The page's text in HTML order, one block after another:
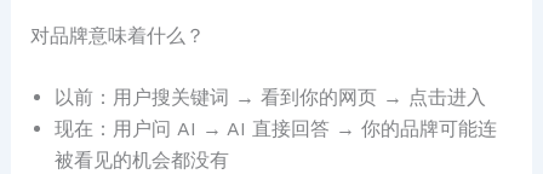
对品牌意味着什么？
以前：用户搜关键词 → 看到你的网页 → 点击进入
现在：用户问 AI → AI 直接回答 → 你的品牌可能连
被看见的机会都没有